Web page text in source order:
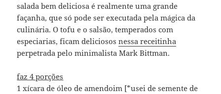
salada bem deliciosa é realmente uma grande
façanha, que só pode ser executada pela mágica da
culinária. O tofu e o salsão, temperados com
especiarias, ficam deliciososnessa receitinha
perpetrada pelo minimalista Mark Bittman.
faz 4 porções
1 xícara de óleo de amendoim [*usei de semente de